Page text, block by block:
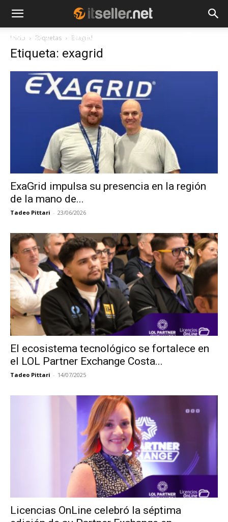
NOTICIAS TENDENCIAS
Inicio Etiquetas Exagrid
Etiqueta: exagrid
ExaGrid impulsa su presencia en la región
de la mano de...
Tadeo Pittari - 23/06/2026
El ecosistema tecnológico se fortalece en
el LOL Partner Exchange Costa...
Tadeo Pittari - 14/07/2025
Licencias OnLine celebró la séptima